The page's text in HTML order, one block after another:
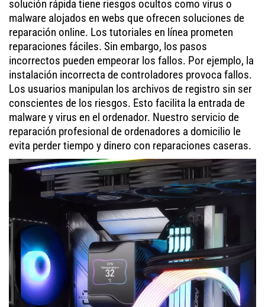
solución rápida tiene riesgos ocultos como virus o
malware alojados en webs que ofrecen soluciones de
reparación online. Los tutoriales en línea prometen
reparaciones fáciles. Sin embargo, los pasos
incorrectos pueden empeorar los fallos. Por ejemplo, la
instalación incorrecta de controladores provoca fallos.
Los usuarios manipulan los archivos de registro sin ser
conscientes de los riesgos. Esto facilita la entrada de
malware y virus en el ordenador. Nuestro servicio de
reparación profesional de ordenadores a domicilio le
evita perder tiempo y dinero con reparaciones caseras.